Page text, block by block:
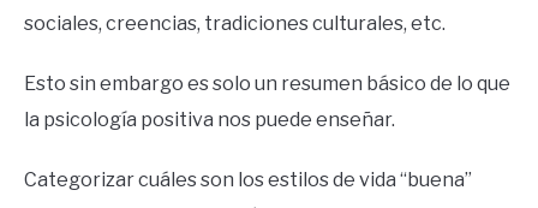
sociales, creencias, tradiciones culturales, etc.
Esto sin embargo es solo un resumen básico de lo que
la psicología positiva nos puede enseñar.
Categorizar cuáles son los estilos de vida “buena”